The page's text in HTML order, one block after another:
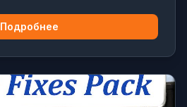
Подробнее